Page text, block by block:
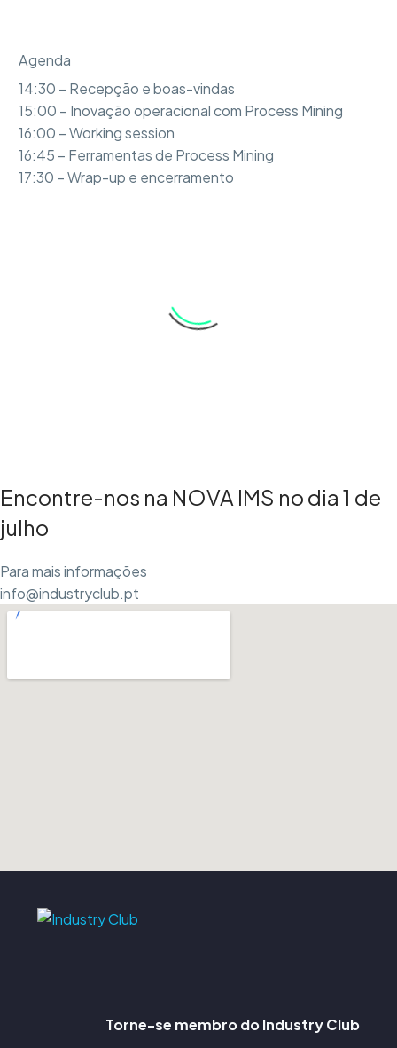
Agenda
14:30 – Recepção e boas-vindas
15:00 – Inovação operacional com Process Mining
16:00 – Working session
16:45 – Ferramentas de Process Mining
17:30 – Wrap-up e encerramento
Encontre-nos na NOVA IMS no dia 1 de
julho
Para mais informações
info@industryclub.pt
Torne-se membro do Industry Club